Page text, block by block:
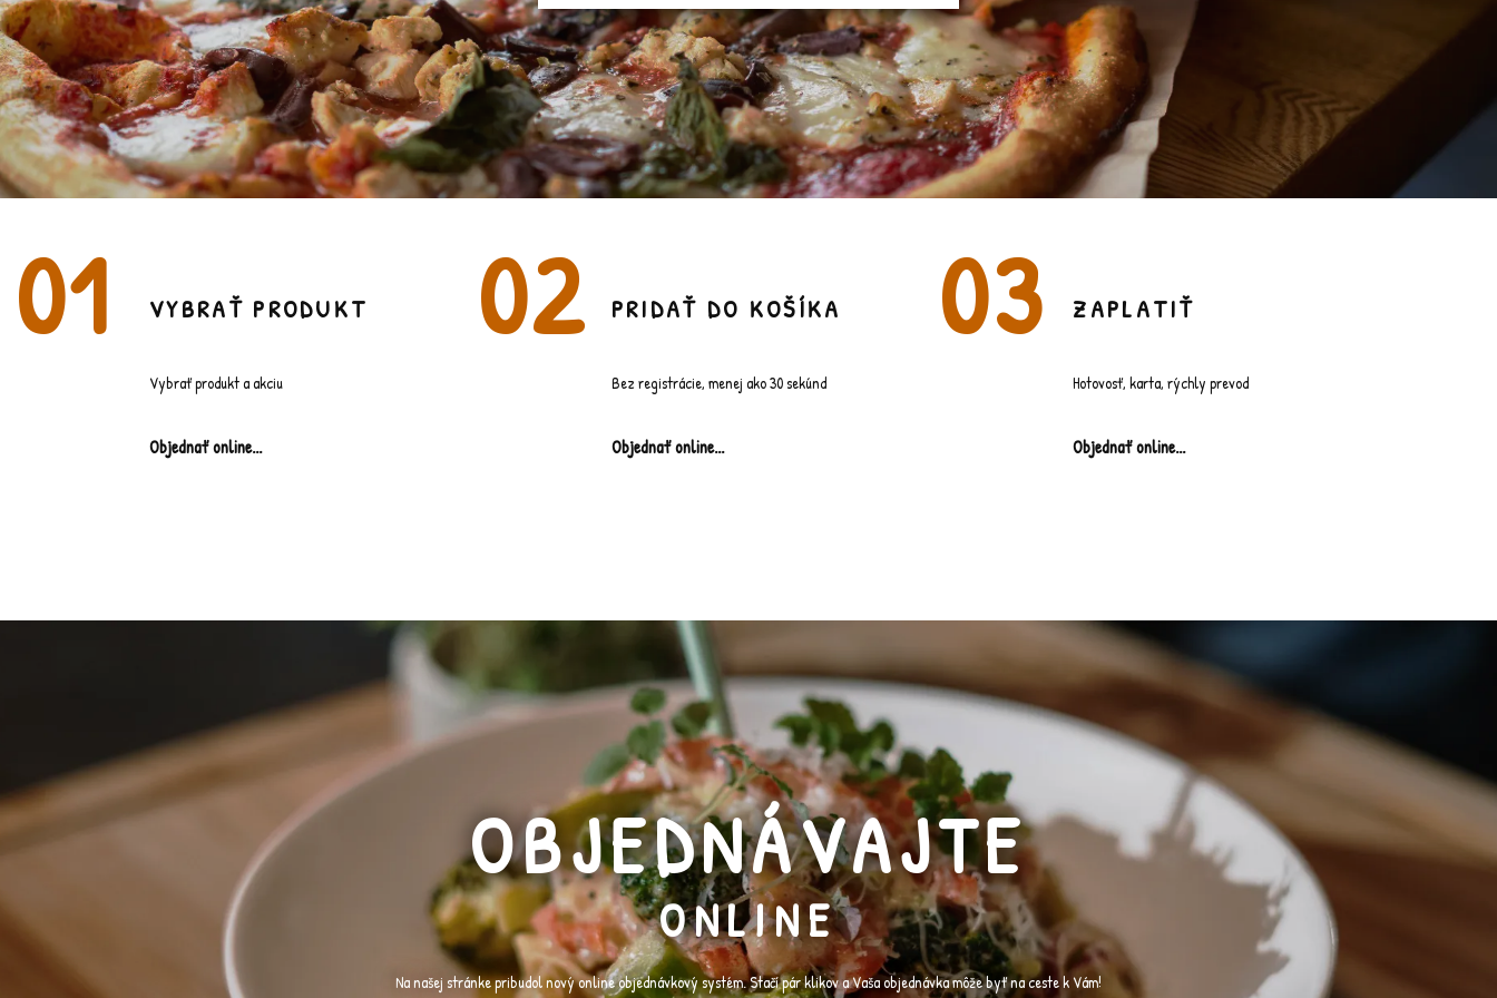
OBJEDNAŤ CEZ INTERNET
VYBRAŤ PRODUKT
Vybrať produkt a akciu
Objednať online...
PRIDAŤ DO KOŠÍKA
Bez registrácie, menej ako 30 sekúnd
Objednať online...
ZAPLATIŤ
Hotovosť, karta, rýchly prevod
Objednať online...
OBJEDNÁVAJTE
ONLINE
Na našej stránke pribudol nový online objednávkový systém. Stačí pár klikov a Vaša objednávka môže byť na ceste k Vám!